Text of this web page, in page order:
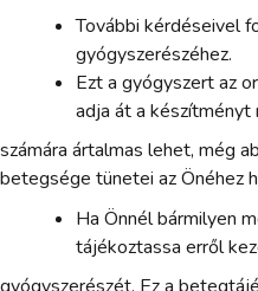
További kérdéseivel
gyógyszerészéhez.
Ezt a gyógyszert az
adja át a készítményt
számára ártalmas lehet, még
betegsége tünetei az Önéhez
Ha Önnél bármilyen
tájékoztassa erről